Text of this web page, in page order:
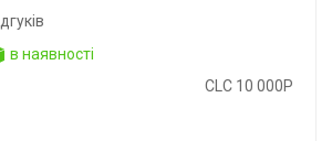
в наявності
CLC 10 000P